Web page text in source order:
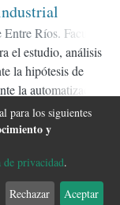
Ríos. Facultad
)Castro,
Guillermo
el estudio, análisis
la hipótesis de
la automatización
en el proceso
su
FCyT Uader
de
Enviar
para los siguientes
y
privacidad.
Rechazar Aceptar